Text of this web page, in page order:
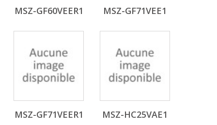
MSZ-GF60VEER1 MSZ-GF71VEE1
MSZ-GF71VEER1 MSZ-HC25VAE1